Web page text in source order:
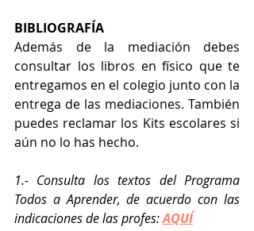
BIBLIOGRAFÍA
Además de la mediación debes
consultar los libros en físico que te
entregamos en el colegio junto con la
entrega de las mediaciones. También
puedes reclamar los Kits escolares si
aún no lo has hecho.
1.- Consulta los textos del Programa
Todos a Aprender, de acuerdo con las
indicaciones de las profes: AQUÍ